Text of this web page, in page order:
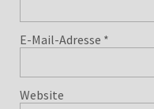
E-Mail-Adresse *
Website